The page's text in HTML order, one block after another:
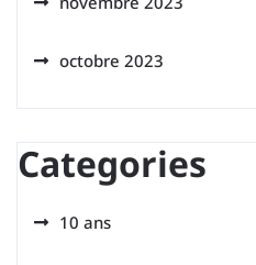
octobre 2023
Categories
10 ans